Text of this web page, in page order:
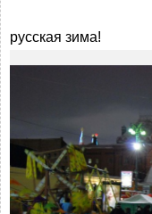
русская зима!